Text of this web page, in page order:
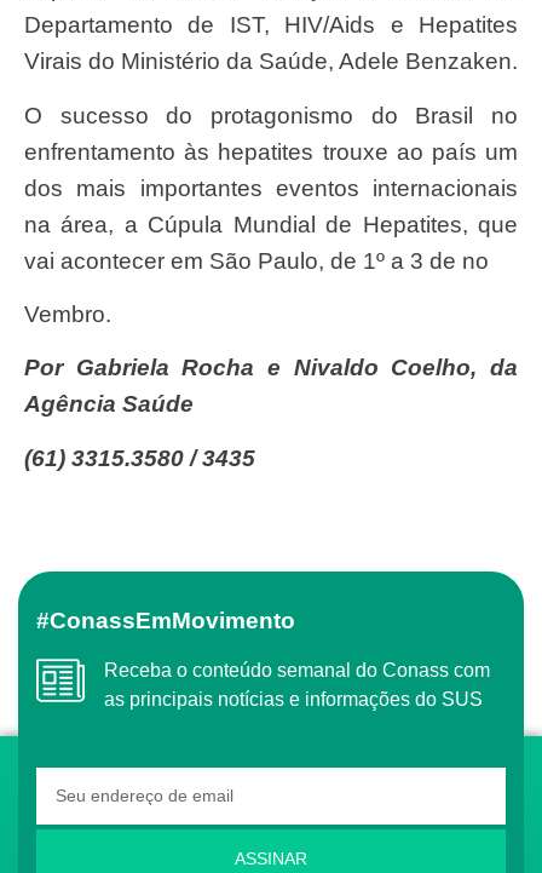
Departamento de IST, HIV/Aids e Hepatites
Virais do Ministério da Saúde, Adele Benzaken.
O sucesso do protagonismo do Brasil no
enfrentamento às hepatites trouxe ao país um
dos mais importantes eventos internacionais
na área, a Cúpula Mundial de Hepatites, que
vai acontecer em São Paulo, de 1º a 3 de no
vembro.
Por Gabriela Rocha e Nivaldo Coelho, da
Agência Saúde
(61) 3315.3580 / 3435
#ConassEmMovimento
Receba o conteúdo semanal do Conass com
as principais notícias e informações do SUS
ASSINAR